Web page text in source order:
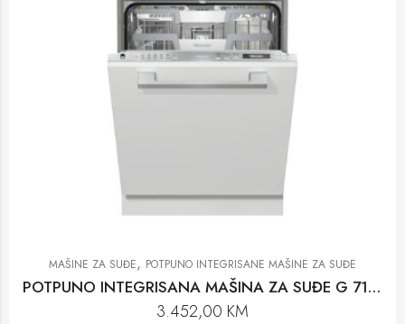
MAŠINE ZA SUĐE, POTPUNO INTEGRISANE MAŠINE ZA SUĐE
POTPUNO INTEGRISANA MAŠINA ZA SUĐE G 7160 SCVI AUTODOS
3.452,00 KM